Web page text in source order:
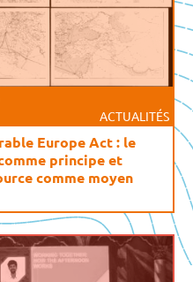
ACTUALITÉS
Europe Act : le
principe et
comme moyen